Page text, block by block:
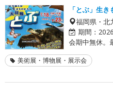
「とぶ」生き
福岡県・北
期間：
会期中無休。
美術展・博物展・展示会